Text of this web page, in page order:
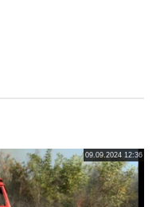
09.09.2024 12:36